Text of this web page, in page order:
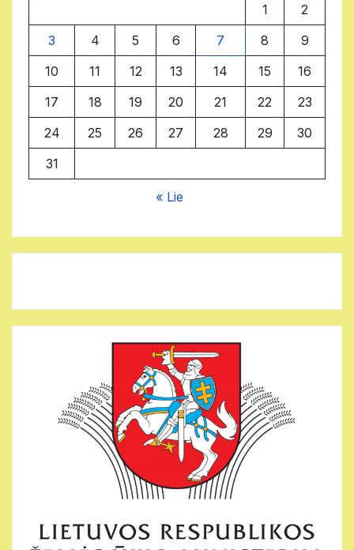
1
2
3
4 5 6 7 8
9
10
11 12 13 14 15
16
17
18 19 20 21 22
23
24
25 26 27 28 29
30
31
« Lie